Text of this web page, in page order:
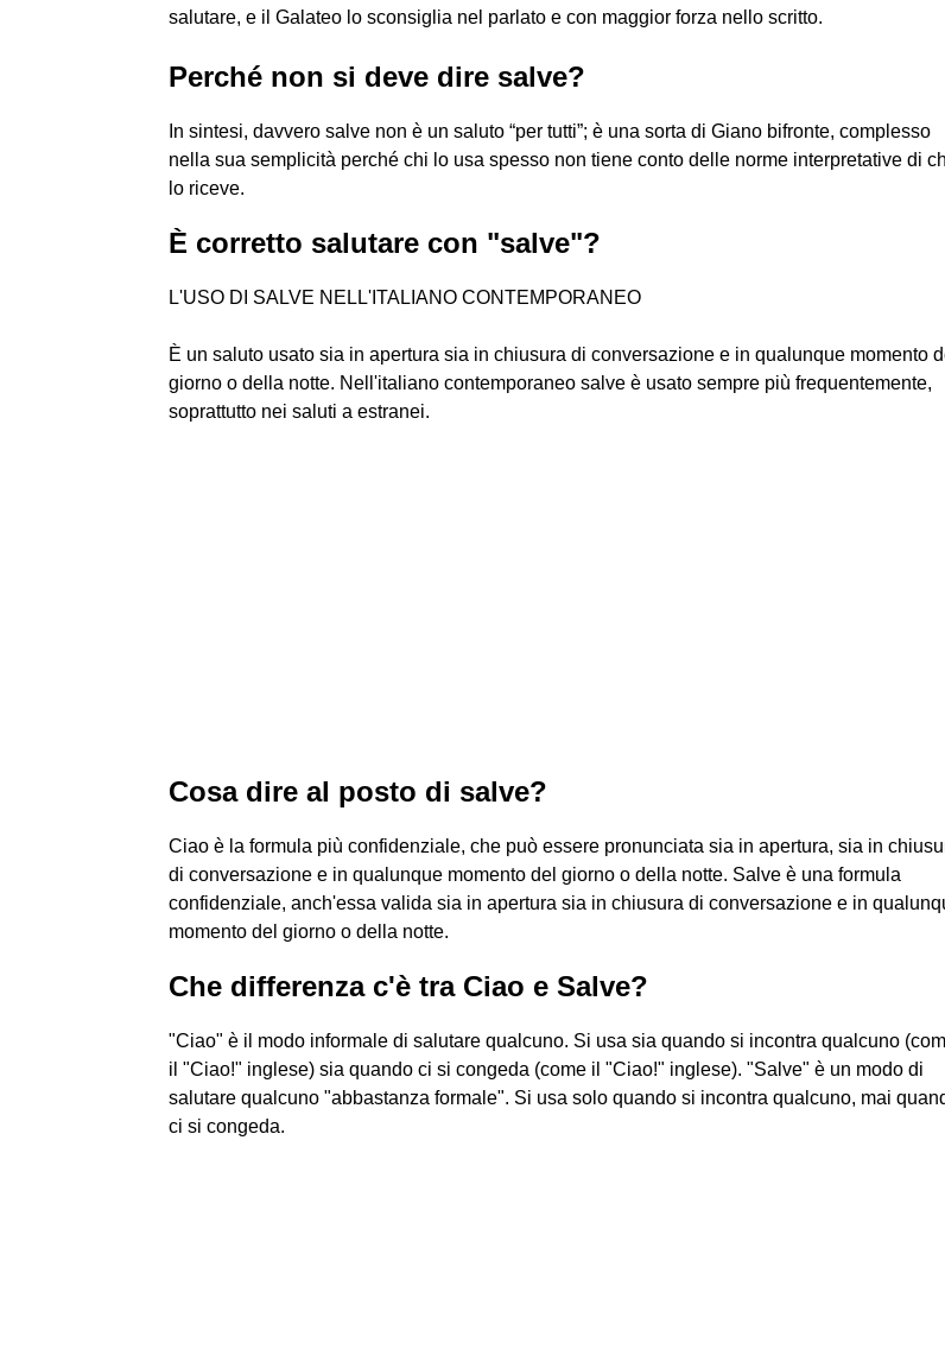
salutare, e il Galateo lo sconsiglia nel parlato e con maggior forza nello scritto.
Perché non si deve dire salve?
In sintesi, davvero salve non è un saluto “per tutti”; è una sorta di Giano bifronte, complesso
nella sua semplicità perché chi lo usa spesso non tiene conto delle norme interpretative di
lo riceve.
È corretto salutare con "salve"?
L'USO DI SALVE NELL'ITALIANO CONTEMPORANEO
È un saluto usato sia in apertura sia in chiusura di conversazione e in qualunque momento
giorno o della notte. Nell'italiano contemporaneo salve è usato sempre più frequentemente,
soprattutto nei saluti a estranei.
Cosa dire al posto di salve?
Ciao è la formula più confidenziale, che può essere pronunciata sia in apertura, sia in
di conversazione e in qualunque momento del giorno o della notte. Salve è una formula
confidenziale, anch'essa valida sia in apertura sia in chiusura di conversazione e in
momento del giorno o della notte.
Che differenza c'è tra Ciao e Salve?
"Ciao" è il modo informale di salutare qualcuno. Si usa sia quando si incontra qualcuno
il "Ciao!" inglese) sia quando ci si congeda (come il "Ciao!" inglese). "Salve" è un modo di
salutare qualcuno "abbastanza formale". Si usa solo quando si incontra qualcuno, mai
ci si congeda.